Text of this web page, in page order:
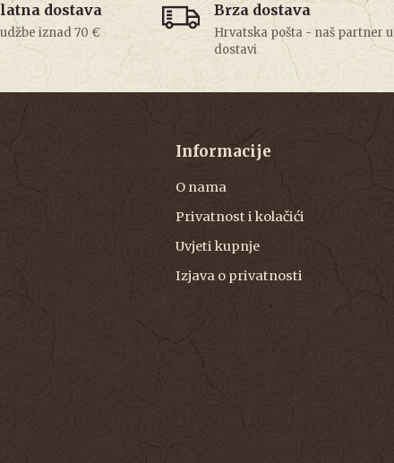
dostava
iznad 70 €
Brza dostava
Hrvatska pošta - naš partner u
dostavi
Informacije
O nama
Privatnost i kolačići
Uvjeti kupnje
Izjava o privatnosti